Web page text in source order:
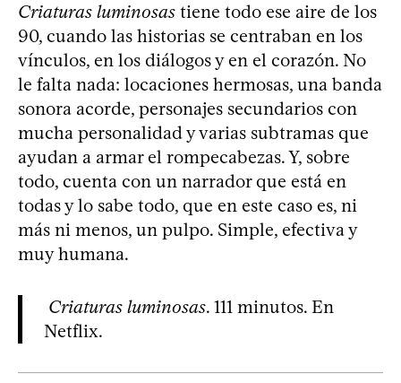
Criaturas luminosas tiene todo ese aire de los
90, cuando las historias se centraban en los
vínculos, en los diálogos y en el corazón. No
le falta nada: locaciones hermosas, una banda
sonora acorde, personajes secundarios con
mucha personalidad y varias subtramas que
ayudan a armar el rompecabezas. Y, sobre
todo, cuenta con un narrador que está en
todas y lo sabe todo, que en este caso es, ni
más ni menos, un pulpo. Simple, efectiva y
muy humana.
Criaturas luminosas. 111 minutos. En
Netflix.